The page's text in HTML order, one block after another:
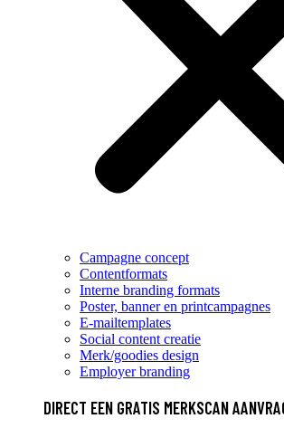
Campagne concept
Contentformats
Interne branding formats
Poster, banner en printcampagnes
E-mailtemplates
Social content creatie
Merk/goodies design
Employer branding
DIRECT EEN GRATIS MERKSCAN